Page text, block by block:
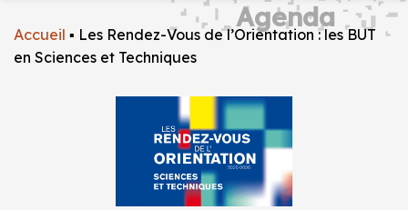
Que recherchez-vous ?
Une formation
Accueil ▪ Les Rendez-Vous de l’Orientation : les BUT
en Sciences et Techniques
Agenda